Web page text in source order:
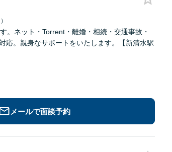
。ネット・Torrent・離婚・相続・交通事故・
応。親身なサポートをいたします。【新清水駅
メールで面談予約